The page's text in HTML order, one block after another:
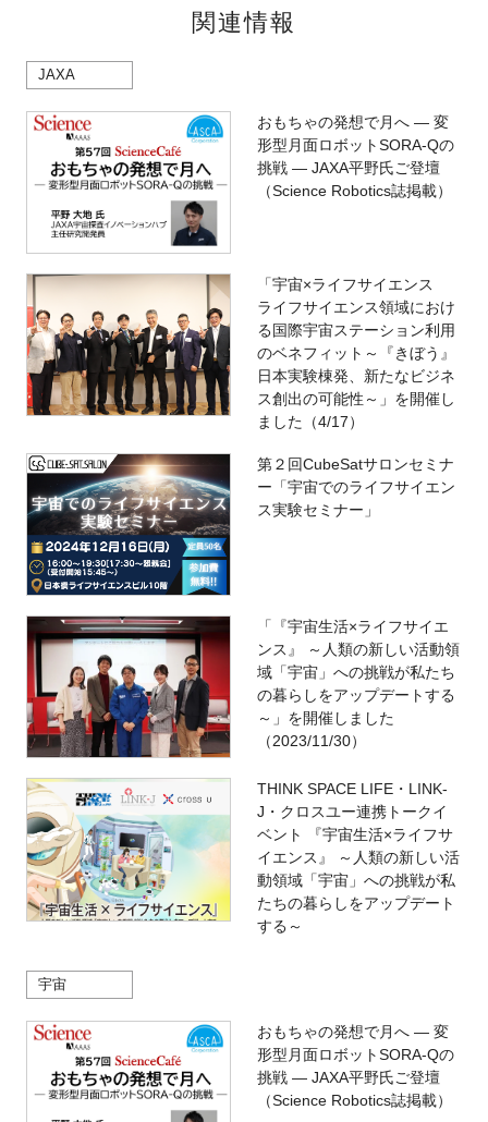
関連情報
JAXA
おもちゃの発想で月へ ― 変
形型月面ロボットSORA-Qの
挑戦 ― JAXA平野氏ご登壇
（Science Robotics誌掲載）
「宇宙×ライフサイエンス
ライフサイエンス領域におけ
る国際宇宙ステーション利用
のベネフィット～『きぼう』
日本実験棟発、新たなビジネ
ス創出の可能性～」を開催し
ました（4/17）
第２回CubeSatサロンセミナ
ー「宇宙でのライフサイエン
ス実験セミナー」
「『宇宙生活×ライフサイエ
ンス』 ～人類の新しい活動領
域「宇宙」への挑戦が私たち
の暮らしをアップデートする
～」を開催しました
（2023/11/30）
THINK SPACE LIFE・LINK-
J・クロスユー連携トークイ
ベント 『宇宙生活×ライフサ
イエンス』 ～人類の新しい活
動領域「宇宙」への挑戦が私
たちの暮らしをアップデート
する～
宇宙
おもちゃの発想で月へ ― 変
形型月面ロボットSORA-Qの
挑戦 ― JAXA平野氏ご登壇
（Science Robotics誌掲載）